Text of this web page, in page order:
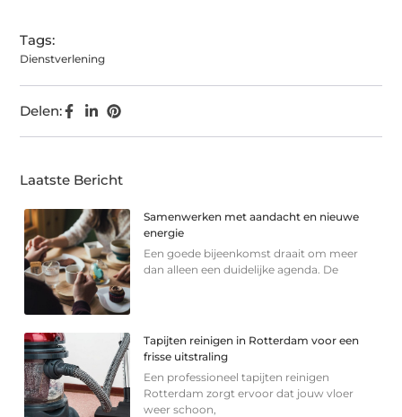
Tags:
Dienstverlening
Delen:
Laatste Bericht
Samenwerken met aandacht en nieuwe
energie
Een goede bijeenkomst draait om meer
dan alleen een duidelijke agenda. De
Tapijten reinigen in Rotterdam voor een
frisse uitstraling
Een professioneel tapijten reinigen
Rotterdam zorgt ervoor dat jouw vloer
weer schoon,